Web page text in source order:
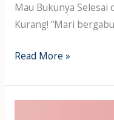
Mau Bukunya Selesai
Kurang! “Mari
Read More »